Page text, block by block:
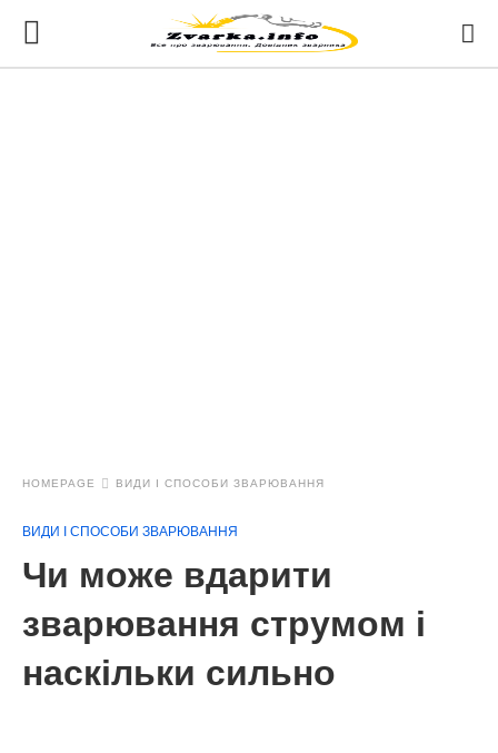
HOMEPAGE ВИДИ І СПОСОБИ ЗВАРЮВАННЯ
ВИДИ І СПОСОБИ ЗВАРЮВАННЯ
Чи може вдарити
зварювання струмом і
наскільки сильно